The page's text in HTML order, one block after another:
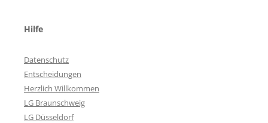
Hilfe
Datenschutz
Entscheidungen
Herzlich Willkommen
LG Braunschweig
LG Düsseldorf